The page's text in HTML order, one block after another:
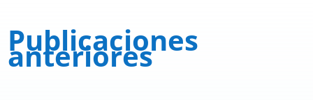
Publicaciones
anteriores